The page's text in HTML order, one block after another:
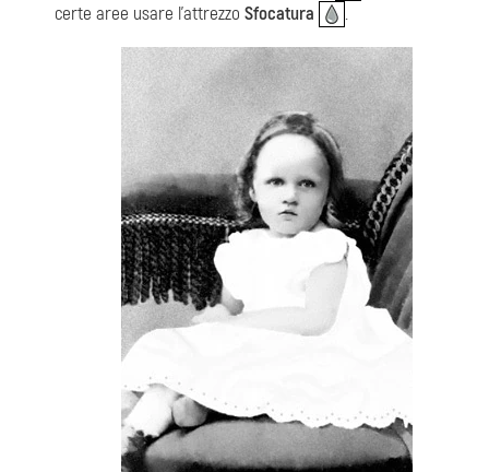
certe aree usare l'attrezzo Sfocatura .